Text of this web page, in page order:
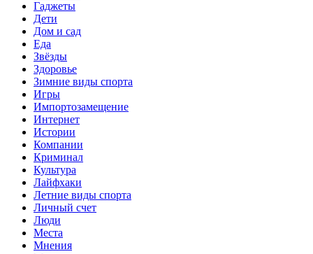
Гаджеты
Дети
Дом и сад
Еда
Звёзды
Здоровье
Зимние виды спорта
Игры
Импортозамещение
Интернет
Истории
Компании
Криминал
Культура
Лайфхаки
Летние виды спорта
Личный счет
Люди
Места
Мнения